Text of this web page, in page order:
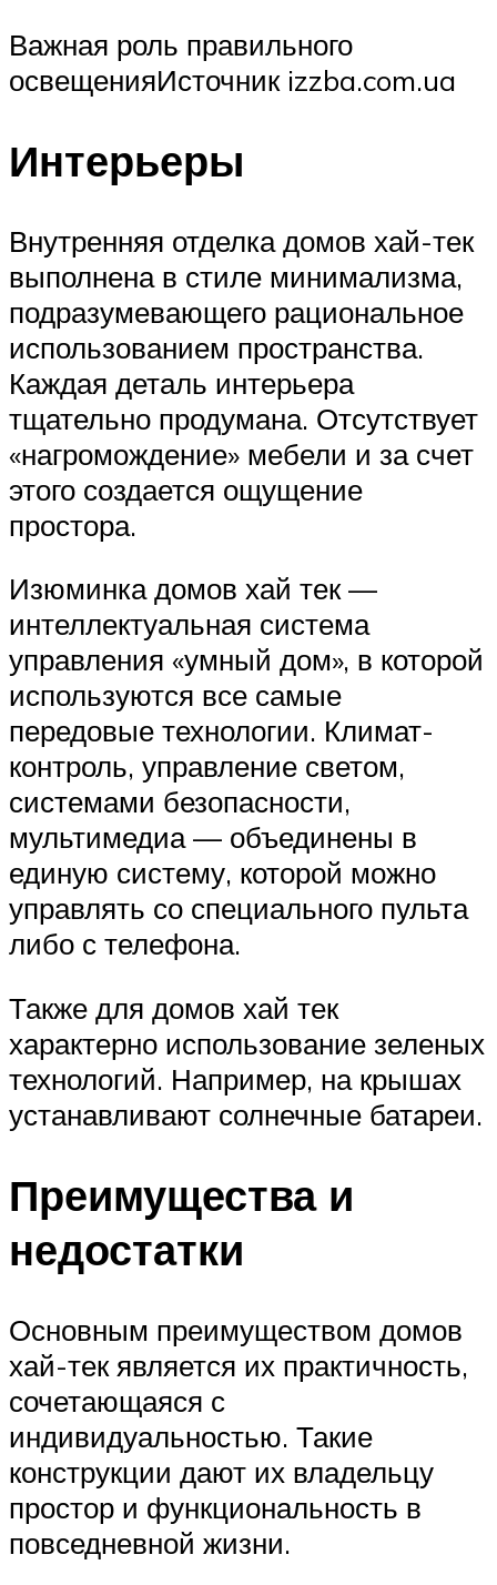
Важная роль правильного
освещенияИсточник izzba.com.ua
Интерьеры
Внутренняя отделка домов хай-тек
выполнена в стиле минимализма,
подразумевающего рациональное
использованием пространства.
Каждая деталь интерьера
тщательно продумана. Отсутствует
«нагромождение» мебели и за счет
этого создается ощущение
простора.
Изюминка домов хай тек —
интеллектуальная система
управления «умный дом», в которой
используются все самые
передовые технологии. Климат-
контроль, управление светом,
системами безопасности,
мультимедиа — объединены в
единую систему, которой можно
управлять со специального пульта
либо с телефона.
Также для домов хай тек
характерно использование зеленых
технологий. Например, на крышах
устанавливают солнечные батареи.
Преимущества и
недостатки
Основным преимуществом домов
хай-тек является их практичность,
сочетающаяся с
индивидуальностью. Такие
конструкции дают их владельцу
простор и функциональность в
повседневной жизни.